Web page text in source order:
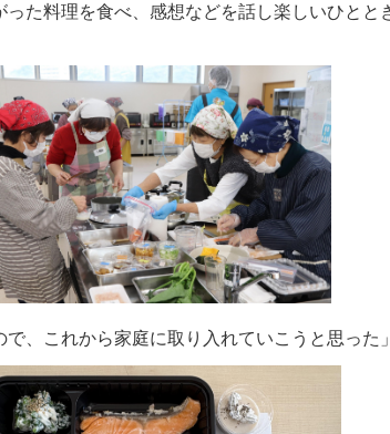
た料理を食べ、感想などを話し楽しいひとと
、これから家庭に取り入れていこうと思った